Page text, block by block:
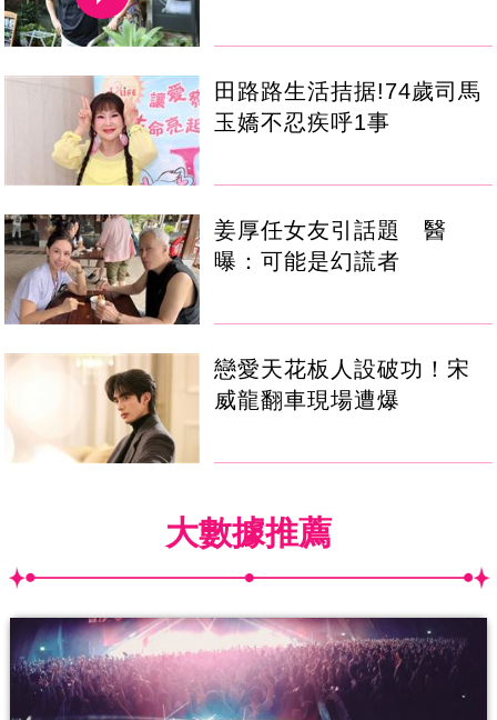
田路路生活拮据!74歲司馬
玉嬌不忍疾呼1事
姜厚任女友引話題 醫
曝：可能是幻謊者
戀愛天花板人設破功！宋
威龍翻車現場遭爆
大數據推薦